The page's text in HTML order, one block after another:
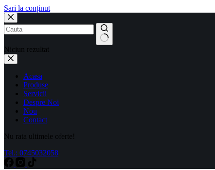
Sari la conținut
Niciun rezultat
Acasa
Produse
Servicii
Despre Noi
Nou
Contact
Nu rata ultimele oferte!
Tel.: 0745032058